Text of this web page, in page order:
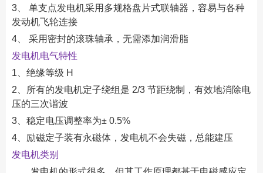
3、 单支点发电机采用多规格盘片式联轴器，容易与各种
发动机飞轮连接
4、 采用密封的滚珠轴承，无需添加润滑脂
发电机电气特性
1、绝缘等级 H
2、所有的发电机定子绕组是 2/3 节距绕制，有效地消除电
压的三次谐波
3、稳定电压调整率为± 0.5%
4、励磁定子装有永磁体，发电机不会失磁，总能建压
发电机类别